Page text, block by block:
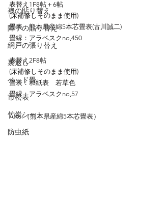
襖の貼り替え
障子の貼り替え
網戸の張り替え
裏返し
ベッド畳
市松表
竹炭シート
防虫紙
表替え1F8帖＋6帖
(床補修しそのまま使用)
畳表：熊本県産綿5本芯畳表(古川誠二)
畳縁：アラベスクno,450
表替え2F8帖
(床補修しそのまま使用)
畳表：和紙表　若草色
畳縁：アラベスクno,57
After（熊本県産綿5本芯畳表）